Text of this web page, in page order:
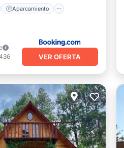
Aparcamiento
VER OFERTA